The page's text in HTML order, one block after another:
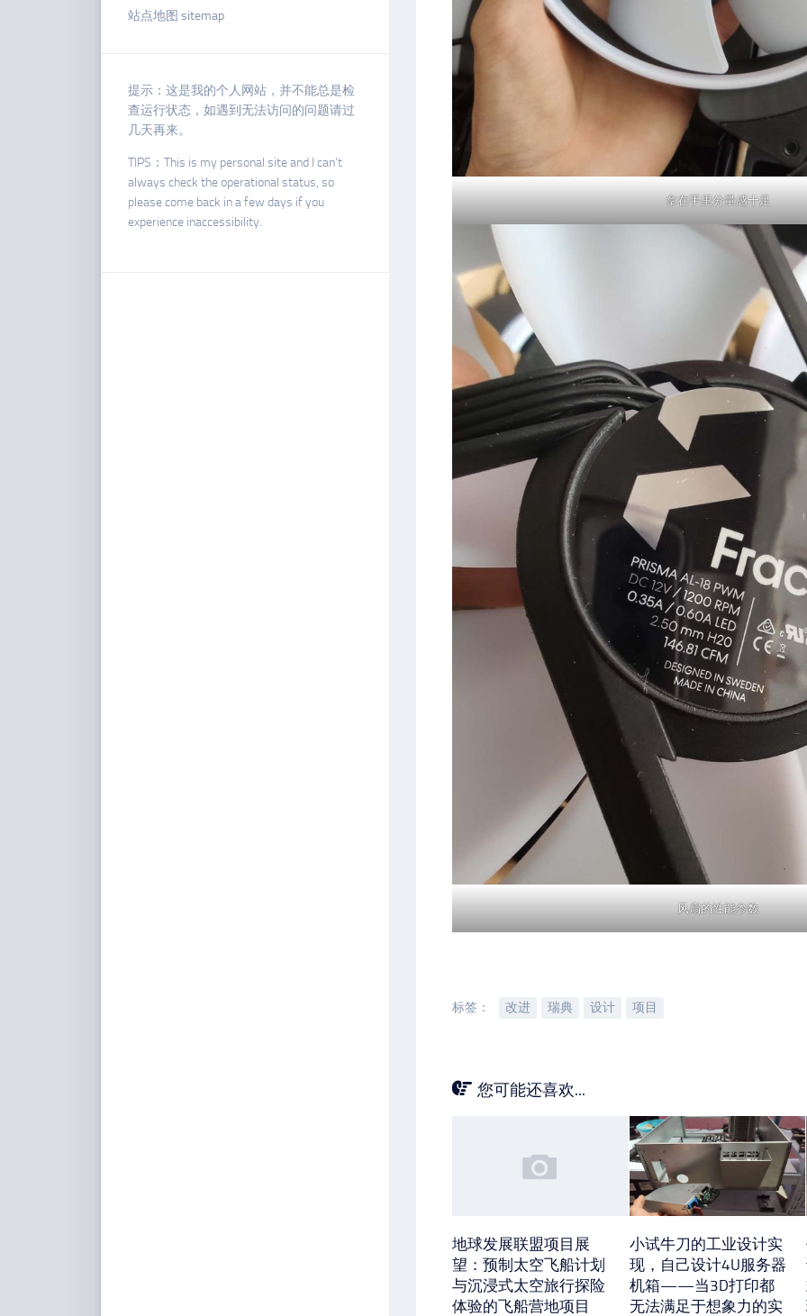
站点地图 sitemap
提示：这是我的个人网站，并不能总是检
查运行状态，如遇到无法访问的问题请过
几天再来。
TIPS：This is my personal site and I can’t
always check the operational status, so
please come back in a few days if you
experience inaccessibility.
拿在手里分量感十足
风扇的性能参数
标签： 改进 瑞典 设计 项目
您可能还喜欢...
地球发展联盟项目展
望：预制太空飞船计划
与沉浸式太空旅行探险
体验的飞船营地项目
小试牛刀的工业设计实
现，自己设计4U服务器
机箱——当3D打印都
无法满足于想象力的实